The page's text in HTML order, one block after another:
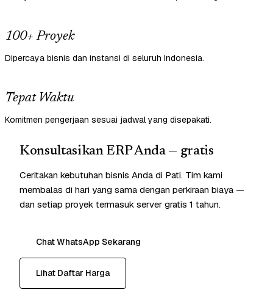
100+ Proyek
Dipercaya bisnis dan instansi di seluruh Indonesia.
Tepat Waktu
Komitmen pengerjaan sesuai jadwal yang disepakati.
Konsultasikan ERP Anda — gratis
Ceritakan kebutuhan bisnis Anda di Pati. Tim kami
membalas di hari yang sama dengan perkiraan biaya —
dan setiap proyek termasuk server gratis 1 tahun.
Chat WhatsApp Sekarang
Lihat Daftar Harga